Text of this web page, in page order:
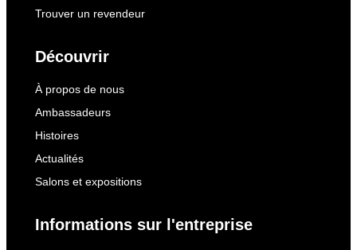
Trouver un revendeur
Découvrir
À propos de nous
Ambassadeurs
Histoires
Actualités
Salons et expositions
Informations sur l'entreprise